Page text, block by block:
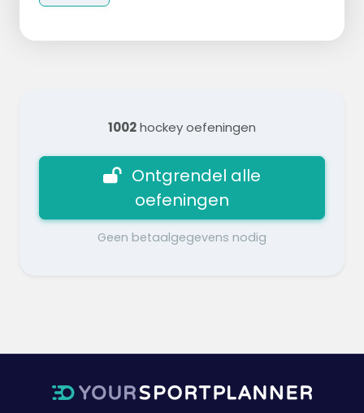
1002hockey oefeningen
Ontgrendel alle
oefeningen
Geen betaalgegevens nodig